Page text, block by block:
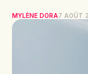
MYLÈNE DORA7 AOÛT